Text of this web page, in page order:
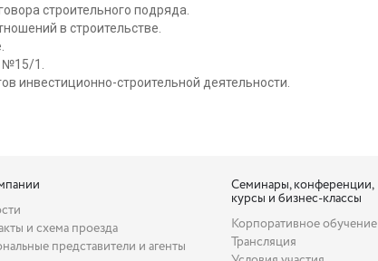
строительного подряда.
в строительстве.
№15/1.
инвестиционно-строительной деятельности.
и схема проезда
представители и агенты
Семинары, конференции,
курсы и бизнес-классы
Корпоративное обучение
Трансляция